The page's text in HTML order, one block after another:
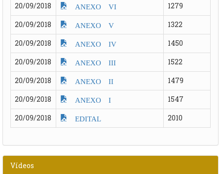
20/09/2018
ANEXO VI
1279
20/09/2018
ANEXO V
1322
20/09/2018
ANEXO IV
1450
20/09/2018
ANEXO III
1522
20/09/2018
ANEXO II
1479
20/09/2018
ANEXO I
1547
20/09/2018
EDITAL 2010
Vídeos